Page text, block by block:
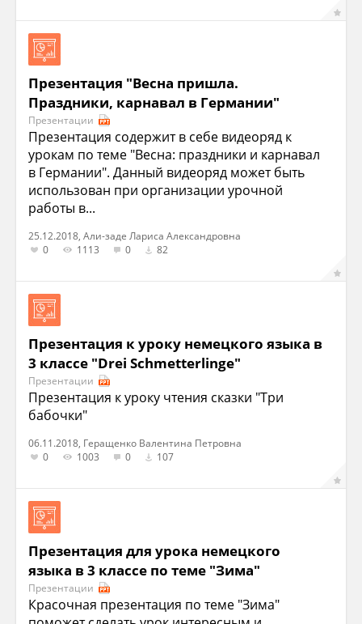
Презентация "Весна пришла.
Праздники, карнавал в Германии"
Презентации
Презентация содержит в себе видеоряд к
урокам по теме "Весна: праздники и карнавал
в Германии". Данный видеоряд может быть
использован при организации урочной
работы в...
25.12.2018, Али-заде Лариса Александровна
0
1113 0 82
Презентация к уроку немецкого языка в
3 классе "Drei Schmetterlinge"
Презентации
Презентация к уроку чтения сказки "Три
бабочки"
06.11.2018, Геращенко Валентина Петровна
0
1003 0 107
Презентация для урока немецкого
языка в 3 классе по теме "Зима"
Презентации
Красочная презентация по теме "Зима"